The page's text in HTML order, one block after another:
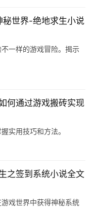
秘世界-绝地求生小说
一样的游戏冒险。揭示
何通过游戏搬砖实现
实用技巧和方法。
之签到系统小说全文
戏世界中获得神秘系统